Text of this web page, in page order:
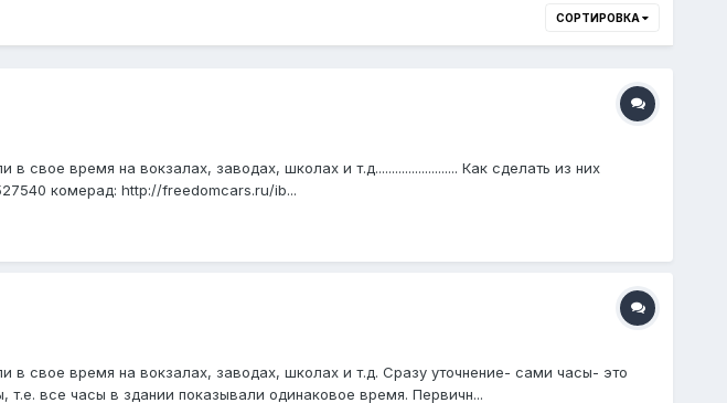
СОРТИРОВКА
время на вокзалах, заводах, школах и т.д......................... Как сделать из них
комерад: http://freedomcars.ru/ib...
свое время на вокзалах, заводах, школах и т.д. Сразу уточнение- сами часы- это
все часы в здании показывали одинаковое время. Первичн...